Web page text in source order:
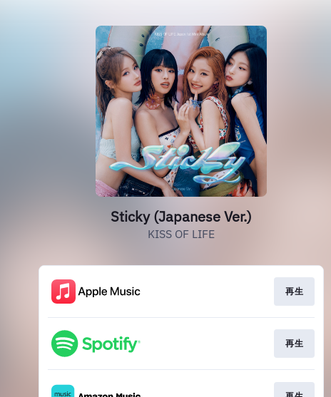
Sticky (Japanese Ver.)
KISS OF LIFE
再生
再生